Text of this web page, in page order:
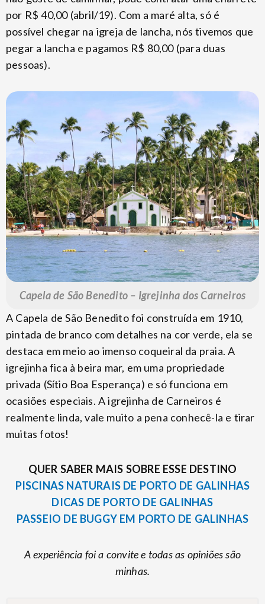
por R$ 40,00 (abril/19). Com a maré alta, só é
possível chegar na igreja de lancha, nós tivemos que
pegar a lancha e pagamos R$ 80,00 (para duas
pessoas).
Capela de São Benedito – Igrejinha dos Carneiros
A Capela de São Benedito foi construída em 1910,
pintada de branco com detalhes na cor verde, ela se
destaca em meio ao imenso coqueiral da praia. A
igrejinha fica à beira mar, em uma propriedade
privada (Sítio Boa Esperança) e só funciona em
ocasiões especiais. A igrejinha de Carneiros é
realmente linda, vale muito a pena conhecê-la e tirar
muitas fotos!
QUER SABER MAIS SOBRE ESSE DESTINO
PISCINAS NATURAIS DE PORTO DE GALINHAS
DICAS DE PORTO DE GALINHAS
PASSEIO DE BUGGY EM PORTO DE GALINHAS
A experiência foi a convite e todas as opiniões são
minhas.